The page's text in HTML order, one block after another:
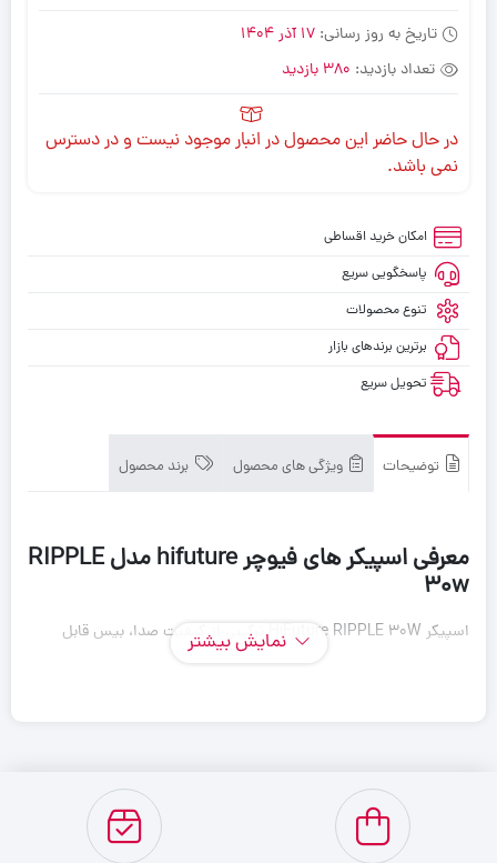
تاریخ به روز رسانی: 17 آذر 1404
تعداد بازدید: 380 بازدید
در حال حاضر این محصول در انبار موجود نیست و در دسترس
نمی باشد.
امکان خرید اقساطی
پاسخگویی سریع
تنوع محصولات
برترین برندهای بازار
تحویل سریع
توضیحات ویژگی های محصول برند محصول
معرفی اسپیکر های فیوچر hifuture مدل RIPPLE
30w
اسپیکر HiFuture RIPPLE 30W ترکیبی از کیفیت صدا، بیس قابل
نورپردازی LED اسپیکر فضای مهمانی یا دورهمی را جذاب می‌کند و تجربه
شنیدن موسیقی را با هیجان همراه می‌سازد. این اسپیکر علاوه بر پخش
نمایش بیشتر